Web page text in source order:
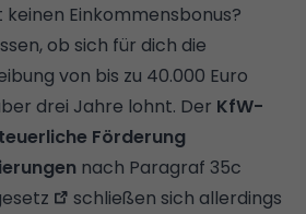
Einkommensbonus?
ob sich für dich die
von bis zu 40.000 Euro
drei Jahre lohnt. Der KfW-
Förderung
nach Paragraf 35c
schließen sich allerdings